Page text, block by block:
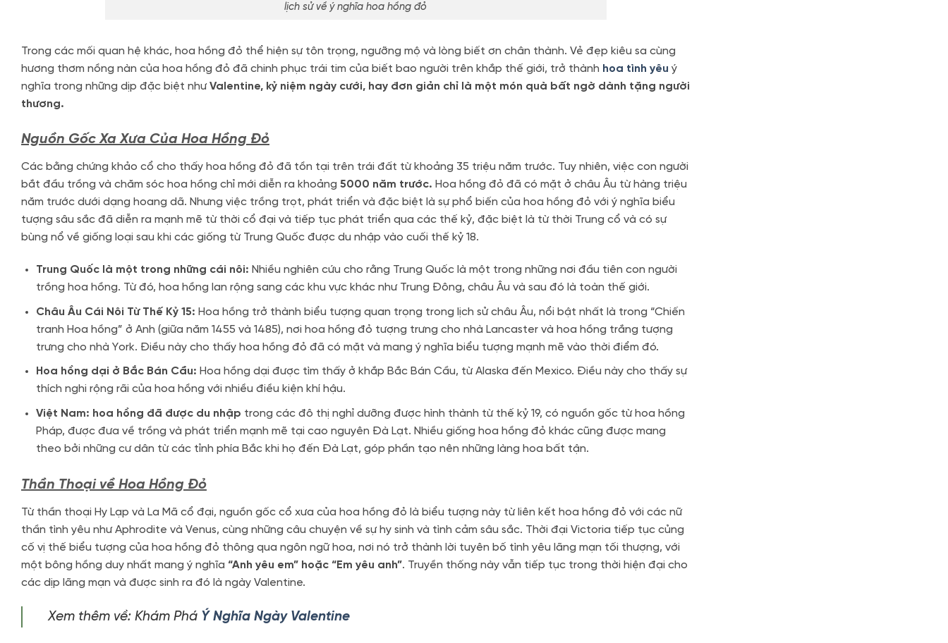
lịch sử về ý nghĩa hoa hồng đỏ
Trong các mối quan hệ khác, hoa hồng đỏ thể hiện sự tôn trọng, ngưỡng mộ và lòng biết ơn chân thành. Vẻ đẹp kiêu sa cùng
hương thơm nồng nàn của hoa hồng đỏ đã chinh phục trái tim của biết bao người trên khắp thế giới, trở thành hoa tình yêu ý
nghĩa trong những dịp đặc biệt nhưValentine, kỷ niệm ngày cưới, hay đơn giản chỉ là một món quà bất ngờ dành tặng người
thương.
Nguồn Gốc Xa Xưa Của Hoa Hồng Đỏ
Các bằng chứng khảo cổ cho thấy hoa hồng đỏ đã tồn tại trên trái đất từ khoảng 35 triệu năm trước. Tuy nhiên, việc con người
bắt đầu trồng và chăm sóc hoa hồng chỉ mới diễn ra khoảng 5000 năm trước. Hoa hồng đỏ đã có mặt ở châu Âu từ hàng triệu
năm trước dưới dạng hoang dã. Nhưng việc trồng trọt, phát triển và đặc biệt là sự phổ biến của hoa hồng đỏ với ý nghĩa biểu
tượng sâu sắc đã diễn ra mạnh mẽ từ thời cổ đại và tiếp tục phát triển qua các thế kỷ, đặc biệt là từ thời Trung cổ và có sự
bùng nổ về giống loại sau khi các giống từ Trung Quốc được du nhập vào cuối thế kỷ 18.
Trung Quốc là một trong những cái nôi: Nhiều nghiên cứu cho rằng Trung Quốc là một trong những nơi đầu tiên con người
trồng hoa hồng. Từ đó, hoa hồng lan rộng sang các khu vực khác như Trung Đông, châu Âu và sau đó là toàn thế giới.
Châu Âu Cái Nôi Từ Thế Kỷ 15: Hoa hồng trở thành biểu tượng quan trọng trong lịch sử châu Âu, nổi bật nhất là trong “Chiến
tranh Hoa hồng” ở Anh (giữa năm 1455 và 1485), nơi hoa hồng đỏ tượng trưng cho nhà Lancaster và hoa hồng trắng tượng
trưng cho nhà York. Điều này cho thấy hoa hồng đỏ đã có mặt và mang ý nghĩa biểu tượng mạnh mẽ vào thời điểm đó.
Hoa hồng dại ở Bắc Bán Cầu: Hoa hồng dại được tìm thấy ở khắp Bắc Bán Cầu, từ Alaska đến Mexico. Điều này cho thấy sự
thích nghi rộng rãi của hoa hồng với nhiều điều kiện khí hậu.
Việt Nam: hoa hồng đã được du nhập trong các đô thị nghỉ dưỡng được hình thành từ thế kỷ 19, có nguồn gốc từ hoa hồng
Pháp, được đưa về trồng và phát triển mạnh mẽ tại cao nguyên Đà Lạt. Nhiều giống hoa hồng đỏ khác cũng được mang
theo bởi những cư dân từ các tỉnh phía Bắc khi họ đến Đà Lạt, góp phần tạo nên những làng hoa bất tận.
Thần Thoại về Hoa Hồng Đỏ
Từ thần thoại Hy Lạp và La Mã cổ đại, nguồn gốc cổ xưa của hoa hồng đỏ là biểu tượng này từ liên kết hoa hồng đỏ với các nữ
thần tình yêu như Aphrodite và Venus, cùng những câu chuyện về sự hy sinh và tình cảm sâu sắc. Thời đại Victoria tiếp tục củng
cố vị thế biểu tượng của hoa hồng đỏ thông qua ngôn ngữ hoa, nơi nó trở thành lời tuyên bố tình yêu lãng mạn tối thượng, với
một bông hồng duy nhất mang ý nghĩa “Anh yêu em” hoặc “Em yêu anh”. Truyền thống này vẫn tiếp tục trong thời hiện đại cho
các dịp lãng mạn và được sinh ra đó là ngày Valentine.
Xem thêm về: Khám Phá Ý Nghĩa Ngày Valentine